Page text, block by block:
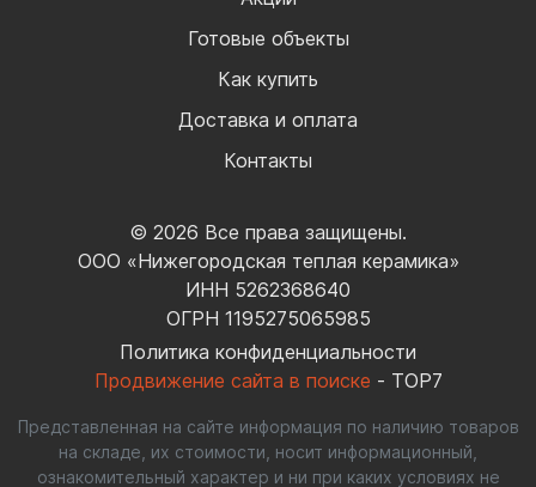
Готовые объекты
Как купить
Доставка и оплата
Контакты
© 2026 Все права защищены.
ООО «Нижегородская теплая керамика»
ИНН 5262368640
ОГРН 1195275065985
Политика конфиденциальности
Продвижение сайта в поиске - TOP7
Представленная на сайте информация по наличию товаров
на складе, их стоимости, носит информационный,
ознакомительный характер и ни при каких условиях не